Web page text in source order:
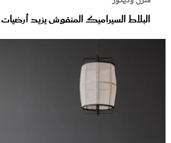
البلاط السيراميك المنقوش يزيد